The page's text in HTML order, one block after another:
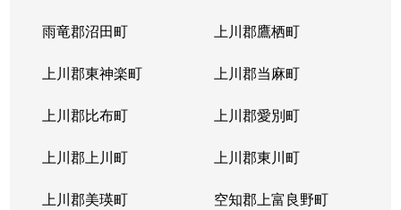
雨竜郡沼田町 上川郡鷹栖町
上川郡東神楽町 上川郡当麻町
上川郡比布町 上川郡愛別町
上川郡上川町 上川郡東川町
上川郡美瑛町 空知郡上富良野町